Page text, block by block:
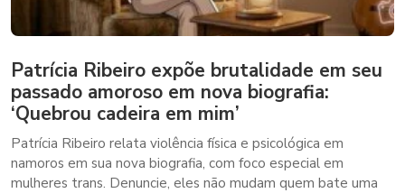
Patrícia Ribeiro expõe brutalidade em seu
passado amoroso em nova biografia:
‘Quebrou cadeira em mim’
Patrícia Ribeiro relata violência física e psicológica em
namoros em sua nova biografia, com foco especial em
mulheres trans. Denuncie, eles não mudam quem bate uma